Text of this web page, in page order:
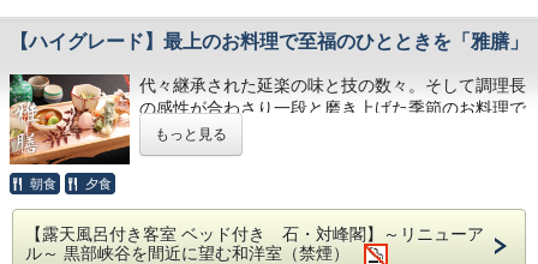
【ハイグレード】最上のお料理で至福のひとときを「雅膳」
代々継承された延楽の味と技の数々。そして調理長
の感性が合わさり一段と磨き上げた季節のお料理で
ございます。
たな命を吹き込む器。館主が選び抜いたこだわりの
作品でございます。
もっと見る
朝食 夕食
【露天風呂付き客室 ベッド付き 石・対峰閣】～リニューア
ル～ 黒部峡谷を間近に望む和洋室（禁煙）